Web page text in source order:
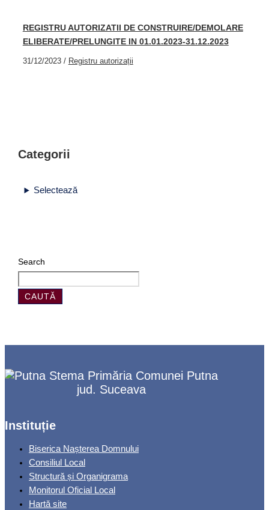
REGISTRU AUTORIZATII DE CONSTRUIRE/DEMOLARE
ELIBERATE/PRELUNGITE IN 01.01.2023-31.12.2023
31/12/2023 / Registru autorizații
Categorii
Selectează
Search
CAUTĂ
Primăria Comunei Putna
jud. Suceava
Instituție
Biserica Nașterea Domnului
Consiliul Local
Structură și Organigrama
Monitorul Oficial Local
Hartă site